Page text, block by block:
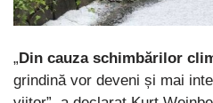
„ Din cauza schimbărilor
grindină vor deveni și mai